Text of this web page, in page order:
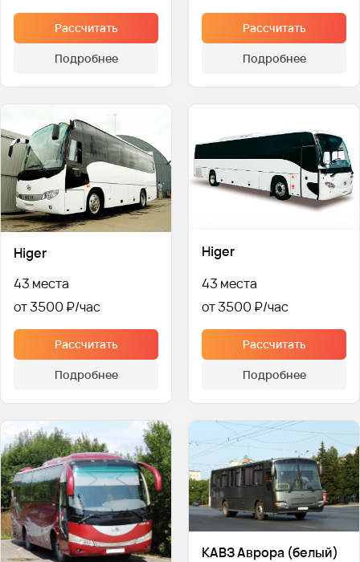
Рассчитать
Подробнее
Рассчитать
Подробнее
Higer
43 места
от 3500 ₽
Рассчитать
Подробнее
Higer
43 места
от 3500 ₽
Рассчитать
Подробнее
КАВЗ Аврора (белый)